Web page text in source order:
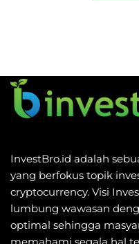
InvestBro.id adalah
yang berfokus topik
cryptocurrency. Visi
lumbung wawasan
optimal sehingga